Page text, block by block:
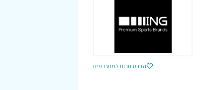
הכנס חנות למועדפים